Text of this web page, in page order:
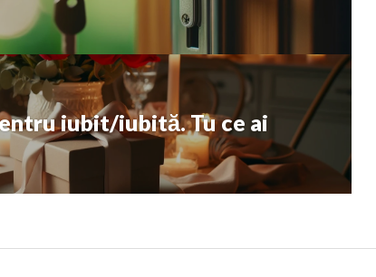
iubit/iubită. Tu ce ai